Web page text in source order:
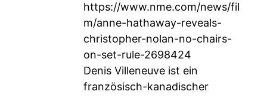
https://www.nme.com/news/fil
m/anne-hathaway-reveals-
christopher-nolan-no-chairs-
on-set-rule-2698424
Denis Villeneuve ist ein
französisch-kanadischer